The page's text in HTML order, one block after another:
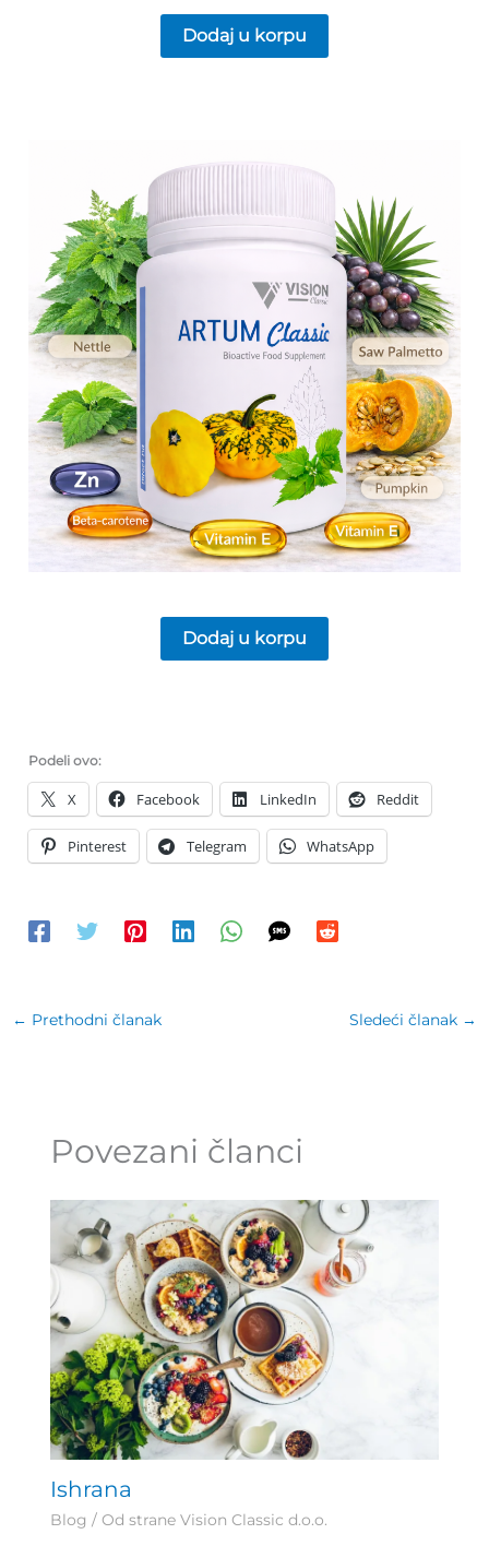
Dodaj u korpu
Dodaj u korpu
Podeli ovo:
X Facebook LinkedIn Reddit
Pinterest Telegram WhatsApp
← Prethodni članak Sledeći članak →
Povezani članci
Ishrana
Blog / Od strane Vision Classic d.o.o.